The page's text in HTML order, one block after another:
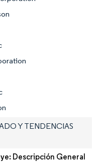
Y TENDENCIAS
Descripción General